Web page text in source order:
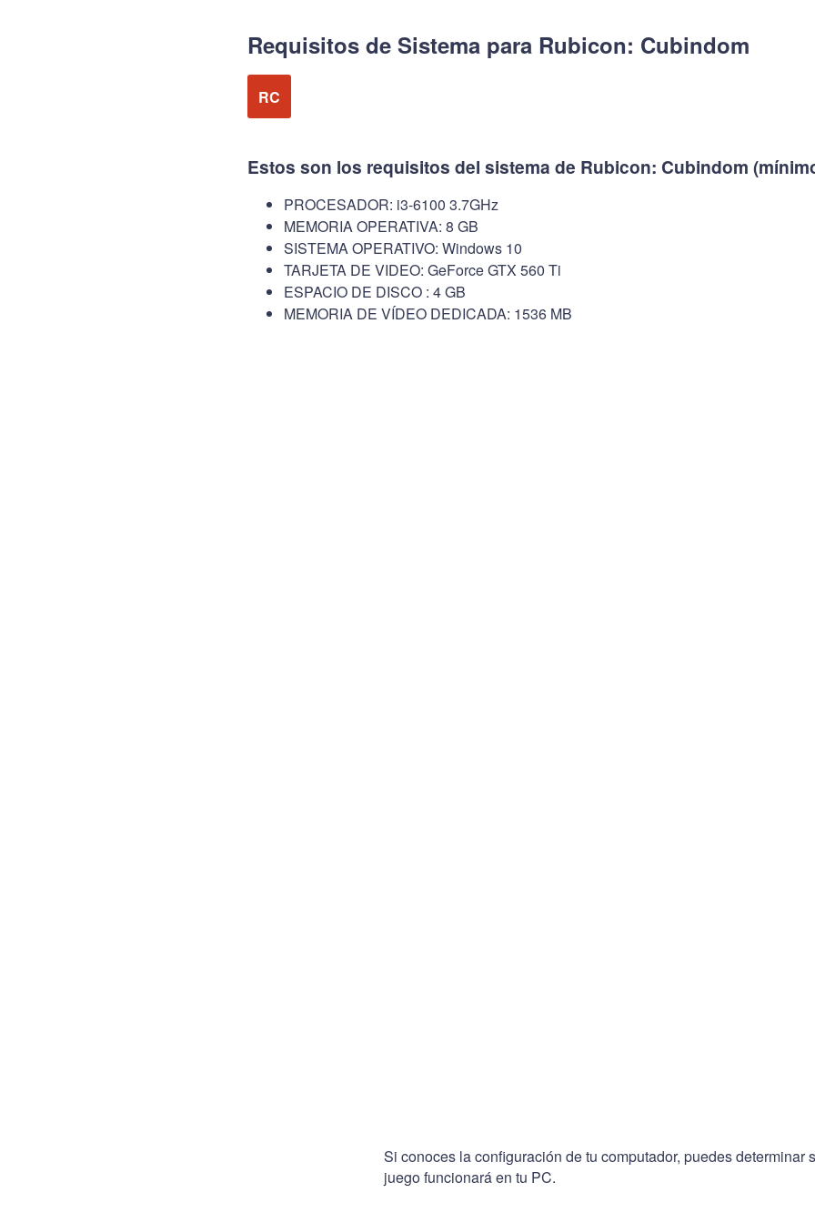
Requisitos de Sistema para Rubicon: Cubindom
RC
Estos son los requisitos del sistema de Rubicon: Cubindom
PROCESADOR: i3-6100 3.7GHz
MEMORIA OPERATIVA: 8 GB
SISTEMA OPERATIVO: Windows 10
TARJETA DE VIDEO: GeForce GTX 560 Ti
ESPACIO DE DISCO : 4 GB
MEMORIA DE VÍDEO DEDICADA: 1536 MB
Si conoces la configuración de tu computador, puedes determinar
juego funcionará en tu PC.